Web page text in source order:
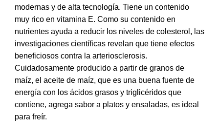
modernas y de alta tecnología. Tiene un contenido
muy rico en vitamina E. Como su contenido en
nutrientes ayuda a reducir los niveles de colesterol, las
investigaciones científicas revelan que tiene efectos
beneficiosos contra la arteriosclerosis.
Cuidadosamente producido a partir de granos de
maíz, el aceite de maíz, que es una buena fuente de
energía con los ácidos grasos y triglicéridos que
contiene, agrega sabor a platos y ensaladas, es ideal
para freír.